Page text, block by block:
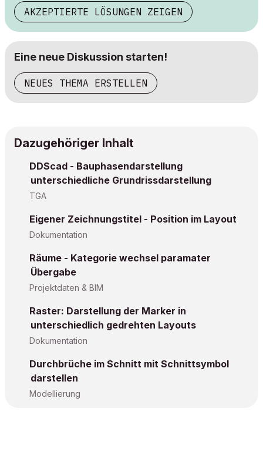
AKZEPTIERTE LÖSUNGEN ZEIGEN
Eine neue Diskussion starten!
NEUES THEMA ERSTELLEN
Dazugehöriger Inhalt
DDScad - Bauphasendarstellung
unterschiedliche Grundrissdarstellung
TGA
Eigener Zeichnungstitel - Position im Layout
Dokumentation
Räume - Kategorie wechsel paramater
Übergabe
Projektdaten & BIM
Raster: Darstellung der Marker in
unterschiedlich gedrehten Layouts
Dokumentation
Durchbrüche im Schnitt mit Schnittsymbol
darstellen
Modellierung